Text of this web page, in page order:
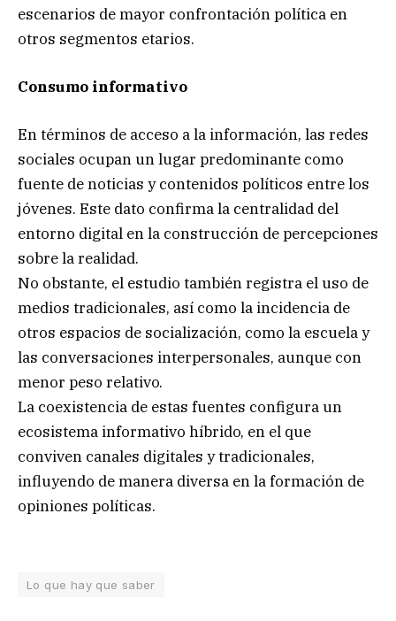
escenarios de mayor confrontación política en
otros segmentos etarios.
Consumo informativo
En términos de acceso a la información, las redes
sociales ocupan un lugar predominante como
fuente de noticias y contenidos políticos entre los
jóvenes. Este dato confirma la centralidad del
entorno digital en la construcción de percepciones
sobre la realidad.
No obstante, el estudio también registra el uso de
medios tradicionales, así como la incidencia de
otros espacios de socialización, como la escuela y
las conversaciones interpersonales, aunque con
menor peso relativo.
La coexistencia de estas fuentes configura un
ecosistema informativo híbrido, en el que
conviven canales digitales y tradicionales,
influyendo de manera diversa en la formación de
opiniones políticas.
Lo que hay que saber